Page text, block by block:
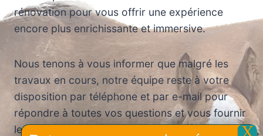
rénovation pour vous offrir une expérience
encore plus enrichissante et immersive.
Nous tenons à vous informer que malgré les
travaux en cours, notre équipe reste à votre
disposition par téléphone et par e-mail pour
répondre à toutes vos questions et vous fournir
les informations dont vous avez besoin. Votre